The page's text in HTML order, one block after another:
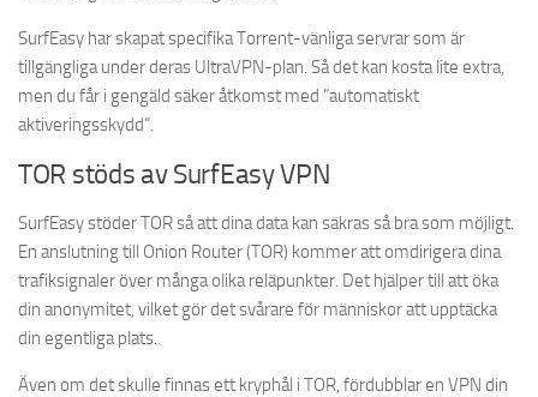
SurfEasy har skapat specifika Torrent-vänliga servrar som är
tillgängliga under deras UltraVPN-plan. Så det kan kosta lite extra,
men du får i gengäld säker åtkomst med ”automatiskt
aktiveringsskydd”.
TOR stöds av SurfEasy VPN
SurfEasy stöder TOR så att dina data kan säkras så bra som möjligt.
En anslutning till Onion Router (TOR) kommer att omdirigera dina
trafiksignaler över många olika reläpunkter. Det hjälper till att öka
din anonymitet, vilket gör det svårare för människor att upptäcka
din egentliga plats.
Även om det skulle finnas ett kryphål i TOR, fördubblar en VPN din